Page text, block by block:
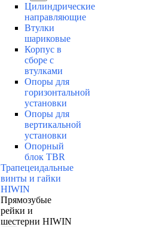
Цилиндрические
направляющие
Втулки
шариковые
Корпус в
сборе с
втулками
Опоры для
горизонтальной
установки
Опоры для
вертикальной
установки
Опорный
блок TBR
Трапецеидальные
винты и гайки
HIWIN
Прямозубые
рейки и
шестерни HIWIN